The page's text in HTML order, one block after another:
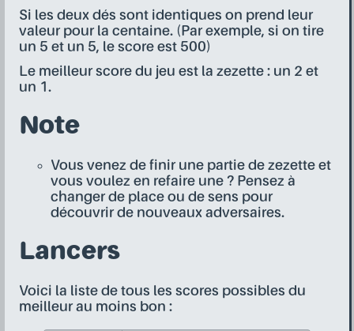
Si les deux dés sont identiques on prend leur
valeur pour la centaine. (Par exemple, si on tire
un 5 et un 5, le score est 500)
Le meilleur score du jeu est la zezette : un 2 et
un 1.
Note
Vous venez de finir une partie de zezette et
vous voulez en refaire une ? Pensez à
changer de place ou de sens pour
découvrir de nouveaux adversaires.
Lancers
Voici la liste de tous les scores possibles du
meilleur au moins bon :